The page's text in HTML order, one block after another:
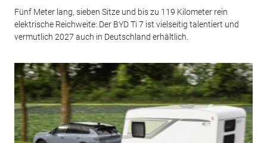
Fünf Meter lang, sieben Sitze und bis zu 119 Kilometer rein
elektrische Reichweite: Der BYD Ti 7 ist vielseitig talentiert und
vermutlich 2027 auch in Deutschland erhältlich.